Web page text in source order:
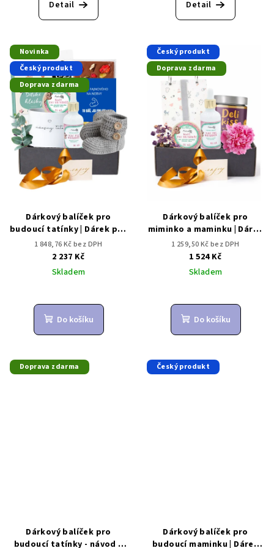
Detail Detail
Novinka
Český produkt
Doprava zdarma
Dárkový balíček pro
budoucí tatínky | Dárek pro
novopečeného tatínka
1 848,76 Kč bez DPH
2 237 Kč
Skladem
Do košíku
Český produkt
Doprava zdarma
Dárkový balíček pro
miminko a maminku | Dárek
pro miminko
1 259,50 Kč bez DPH
1 524 Kč
Skladem
Do košíku
Doprava zdarma
Dárkový balíček pro
budoucí tatínky - návod k
Český produkt
Dárkový balíček pro
budoucí maminku | Dárek